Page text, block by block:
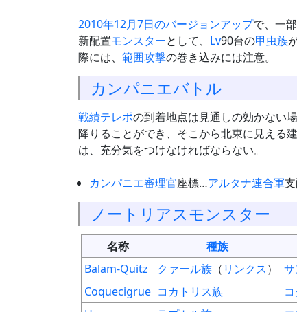
2010年12月7日のバージョンアップで、一
新配置モンスターとして、 Lv90台の甲虫族
際には、 範囲攻撃の巻き込みには注意。
カンパニエバトル
戦績テレポの到着地点は見通しの効かない
降りることができ、そこから北東に見える
は、充分気をつけなければならない。
カンパニエ審理官座標…アルタナ連合軍
ノートリアスモンスター
名称 種族
Balam-Quitz
クァール族 （ リンクス）
Coquecigrue コカトリス族